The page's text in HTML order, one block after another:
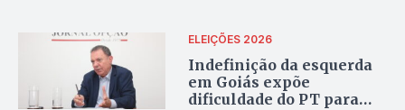
julgamento
ELEIÇÕES 2026
Indefinição da esquerda
em Goiás expõe
dificuldade do PT para